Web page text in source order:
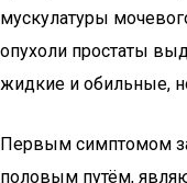
мускулатуры
опухоли простаты
жидкие и обильные,
Первым симптомом
половым путём,